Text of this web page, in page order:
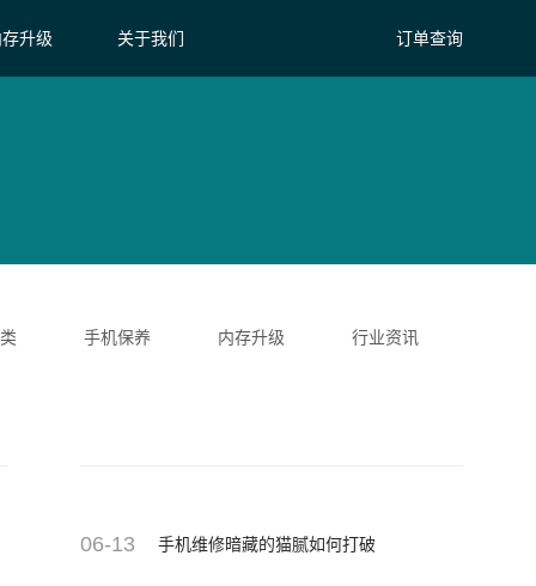
升级 关于我们 订单查询
手机保养 内存升级 行业资讯
06-13 手机维修暗藏的猫腻如何打破